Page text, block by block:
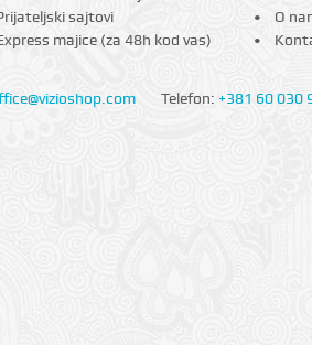
sajtovi
majice (za 48h kod vas)
O
Telefon: +381 60 030